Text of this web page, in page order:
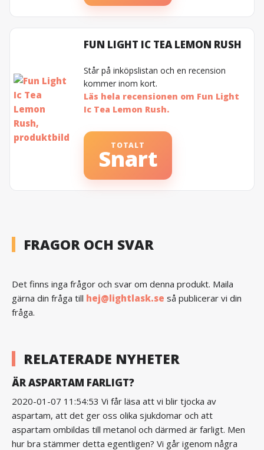
FUN LIGHT IC TEA LEMON RUSH
Står på inköpslistan och en recension
kommer inom kort.
Läs hela recensionen om Fun Light
Ic Tea Lemon Rush.
TOTALT
Snart
FRAGOR OCH SVAR
Det finns inga frågor och svar om denna produkt. Maila
gärna din fråga till hej@lightlask.se så publicerar vi din
fråga.
RELATERADE NYHETER
ÄR ASPARTAM FARLIGT?
2020-01-07 11:54:53 Vi får läsa att vi blir tjocka av
aspartam, att det ger oss olika sjukdomar och att
aspartam ombildas till metanol och därmed är farligt. Men
hur bra stämmer detta egentligen? Vi går igenom några